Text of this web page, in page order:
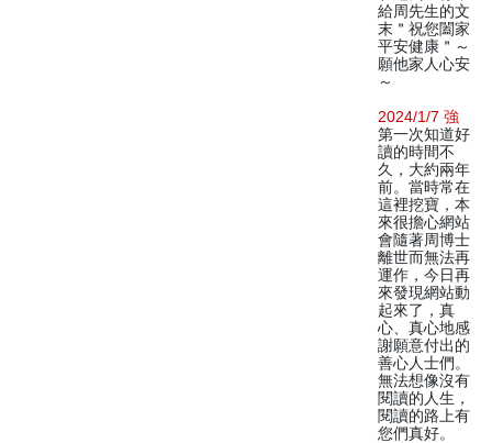
給周先生的文
末＂祝您闔家
平安健康＂～
願他家人心安
～
2024/1/7 強
第一次知道好
讀的時間不
久，大約兩年
前。當時常在
這裡挖寶，本
來很擔心網站
會隨著周博士
離世而無法再
運作，今日再
來發現網站動
起來了，真
心、真心地感
謝願意付出的
善心人士們。
無法想像沒有
閱讀的人生，
閱讀的路上有
您們真好。